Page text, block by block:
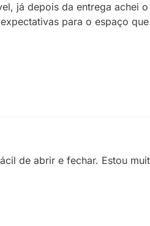
já depois da entrega achei
para o espaço
de abrir e fechar. Estou